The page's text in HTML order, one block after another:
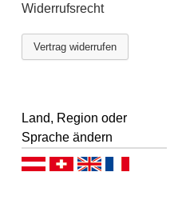
Widerrufsrecht
Vertrag widerrufen
Land, Region oder
Sprache ändern
Deutsch (AT)Deutsch (CH)